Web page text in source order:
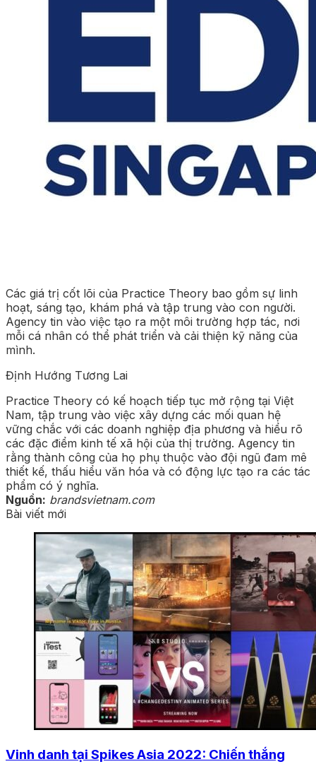
Các giá trị cốt lõi của Practice Theory bao gồm sự linh
hoạt, sáng tạo, khám phá và tập trung vào con người.
Agency tin vào việc tạo ra một môi trường hợp tác, nơi
mỗi cá nhân có thể phát triển và cải thiện kỹ năng của
mình.
Định Hướng Tương Lai
Practice Theory có kế hoạch tiếp tục mở rộng tại Việt
Nam, tập trung vào việc xây dựng các mối quan hệ
vững chắc với các doanh nghiệp địa phương và hiểu rõ
các đặc điểm kinh tế xã hội của thị trường. Agency tin
rằng thành công của họ phụ thuộc vào đội ngũ đam mê
thiết kế, thấu hiểu văn hóa và có động lực tạo ra các tác
phẩm có ý nghĩa.
Nguồn: brandsvietnam.com
Bài viết mới
Vinh danh tại Spikes Asia 2022: Chiến thắng